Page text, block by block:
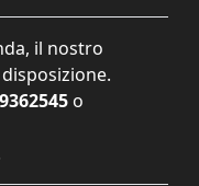
il nostro
o